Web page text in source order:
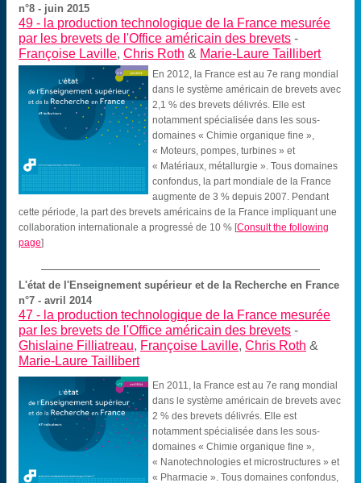
n°8 - juin 2015
49 - la production technologique de la France mesurée
par les brevets de l'Office américain des brevets -
Françoise Laville,Chris Roth & Marie-Laure Taillibert
En 2012, la France est au 7e rang mondial
dans le système américain de brevets avec
2,1 % des brevets délivrés. Elle est
notamment spécialisée dans les sous-
domaines « Chimie organique fine »,
« Moteurs, pompes, turbines » et
« Matériaux, métallurgie ». Tous domaines
confondus, la part mondiale de la France
augmente de 3 % depuis 2007. Pendant
cette période, la part des brevets américains de la France impliquant une
collaboration internationale a progressé de 10 % [Consult the following
page]
L'état de l'Enseignement supérieur et de la Recherche en France
n°7 - avril 2014
47 - la production technologique de la France mesurée
par les brevets de l'Office américain des brevets -
Ghislaine Filliatreau, Françoise Laville,Chris Roth &
Marie-Laure Taillibert
En 2011, la France est au 7e rang mondial
dans le système américain de brevets avec
2 % des brevets délivrés. Elle est
notamment spécialisée dans les sous-
domaines « Chimie organique fine »,
« Nanotechnologies et microstructures » et
« Pharmacie ». Tous domaines confondus,